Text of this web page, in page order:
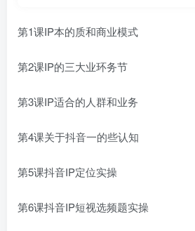
第1课IP本的‬质和商业模式
第2课IP的三大业环务‬节
第3课IP适合‬的人群和业务
第4课关于抖音一的‬些认知
第5课抖音IP定位实操
第6课抖音IP短视选频‬题实操